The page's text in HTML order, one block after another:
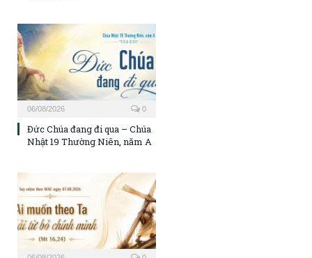
06/08/2026 0
Đức Chúa đang đi qua – Chúa
Nhật 19 Thường Niên, năm A